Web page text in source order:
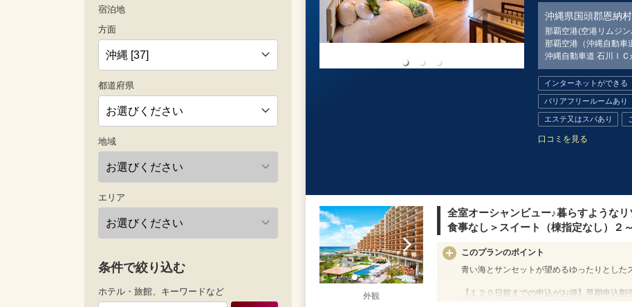
宿泊地
方面
都道府県
地域
エリア
条件で絞り込む
ホテル・旅館、キーワードなど
沖縄県国頭郡恩納
那覇空港(空港リムジ
那覇空港（沖縄自動車
沖縄自動車道 石川Ｉ
インターネットができる
バリアフリールームあり
エステ又はスパあり
口コミを見る
外観
全室オーシャンビュー♪暮らすような
食事なし＞スイート（棟指定なし）２
このプランのポイント
青い海とサンセットが望めるゆったりとした
【１２０日前までの申込がお得】早期申込割